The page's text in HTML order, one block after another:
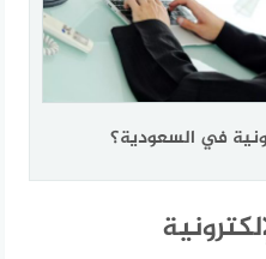
في السعودية؟